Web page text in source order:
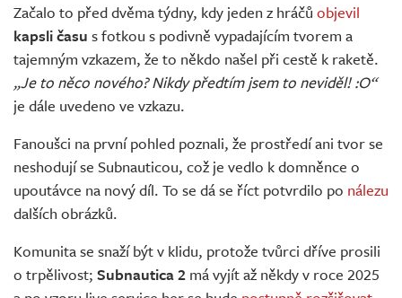
Začalo to před dvěma týdny, kdy jeden z hráčů objevil
kapsli času s fotkou s podivně vypadajícím tvorem a
tajemným vzkazem, že to někdo našel při cestě k raketě.
„Je to něco nového? Nikdy předtím jsem to neviděl! :O“
je dále uvedeno ve vzkazu.
Fanoušci na první pohled poznali, že prostředí ani tvor se
neshodují se Subnauticou, což je vedlo k domněnce o
upoutávce na nový díl. To se dá se říct potvrdilo po nálezu
dalších obrázků.
Komunita se snaží být v klidu, protože tvůrci dříve prosili
o trpělivost; Subnautica 2 má vyjít až někdy v roce 2025